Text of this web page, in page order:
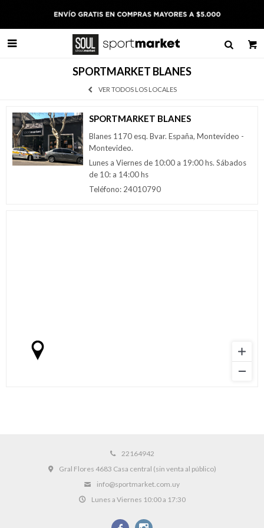

SPORTMARKET BLANES
VER TODOS LOS LOCALES
SPORTMARKET BLANES
Blanes 1170 esq. Bvar. España, Montevideo -
Montevideo.
Lunes a Viernes de 10:00 a 19:00 hs. Sábados
de 10: a 14:00 hs
Teléfono: 24010790
22164942
Gral Flores 4683 Casa central (sin venta al público)
info@sportmarket.com.uy
Lunes a Viernes 10:00 a 17:30